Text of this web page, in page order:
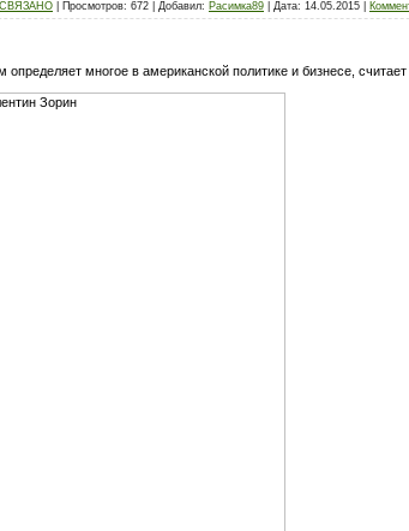
Просмотров: 672 Добавил: Расимка89 Дата: 14.05.2015
многое в американской политике и бизнесе,